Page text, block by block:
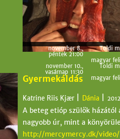
november 8.,
péntek 21:00
Toldi
magyar
november 10.,
vasárnap 11:30
Toldi
magyar
Gyermekáldás
Katrine Riis Kjær Dánia 2012
A beteg etióp szülők házától
nagyobb úr, mint a
http://mercymercy.dk/